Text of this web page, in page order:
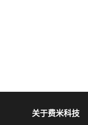
关于费米科技